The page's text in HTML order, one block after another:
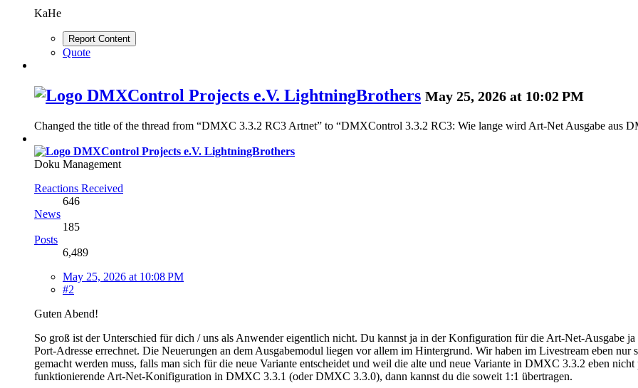
KaHe
Report Content
Quote
LightningBrothers May 25, 2026 at 10:02 PM
Changed the title of the thread from “DMXC 3.3.2 RC3 Artnet” to “DMXControl 3.3.2 RC3: Wie lange wird Art-Net Ausgabe aus
LightningBrothers
Doku Management
Reactions Received
646
News
185
Posts
6,489
May 25, 2026 at 10:08 PM
#2
Guten Abend!
So groß ist der Unterschied für dich / uns als Anwender eigentlich nicht. Du kannst ja in der Konfiguration für die Art-Net-Ausgabe
Port-Adresse errechnet. Die Neuerungen an dem Ausgabemodul liegen vor allem im Hintergrund. Wir haben im Livestream eben
gemacht werden muss, falls man sich für die neue Variante entscheidet und weil die alte und neue Variante in DMXC 3.3.2 eben
funktionierende Art-Net-Konifiguration in DMXC 3.3.1 (oder DMXC 3.3.0), dann kannst du die soweit 1:1 übertragen.